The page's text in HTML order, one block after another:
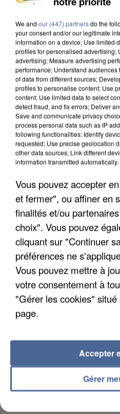
DE SOLIDARITÉ AVEC
APRÈS TOUTES CES
DE FAUNE SAUVAGE
L’UN DES FONDATEURS
We and our (447) partnersdo the
your consent and/or our legitimate
information on a device; Use limited
profiles for personalised advertising;
advertising; Measure advertising
performance; Understand
of data from different sources;
profiles to personalise content; Use
content; Use limited data to select
detect fraud, and fix errors; Deliver
Save and communicate privacy
process personal data such as IP
following functionalities: Identify
requested; Use precise geolocation
other data sources; Link different
information transmitted automatically.
Vous pouvez accepter
et fermer", ou affiner en
finalités et/ou
choix". Vous pouvez
cliquant sur "Continuer
préférences ne
Vous pouvez mettre à
votre consentement à
"Gérer les cookies"
page.
Gérer
Accepter